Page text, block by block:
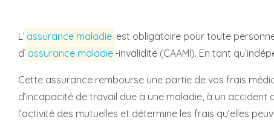
L’ assurance maladie est obligatoire pour toute
d’ assurance maladie -invalidité (CAAMI). En tant
Cette assurance rembourse une partie de vos frais
d’incapacité de travail due à une maladie, à un accident
l’activité des mutuelles et détermine les frais qu’elles